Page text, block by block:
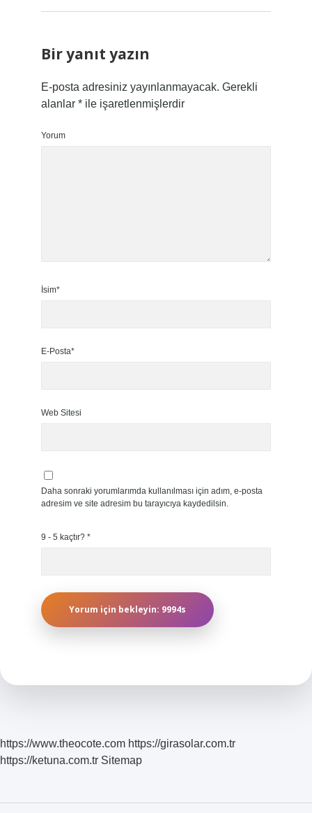
Bir yanıt yazın
E-posta adresiniz yayınlanmayacak. Gerekli
alanlar *ile işaretlenmişlerdir
Yorum
İsim*
E-Posta*
Web Sitesi
Daha sonraki yorumlarımda kullanılması için adım, e-posta
adresim ve site adresim bu tarayıcıya kaydedilsin.
9 - 5 kaçtır? *
https://www.theocote.com https://girasolar.com.tr
https://ketuna.com.tr Sitemap